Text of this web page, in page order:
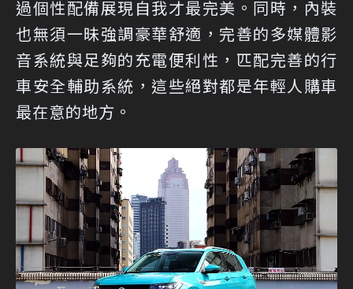
過個性配備展現自我才最完美。同時，內裝
也無須一昧強調豪華舒適，完善的多媒體影
音系統與足夠的充電便利性，匹配完善的行
車安全輔助系統，這些絕對都是年輕人購車
最在意的地方。